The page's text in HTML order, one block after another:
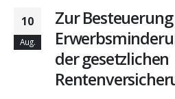
10
Aug.
Zur
der gesetzlichen